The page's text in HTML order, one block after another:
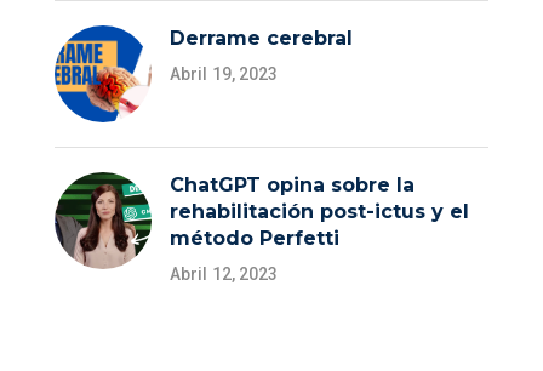
Derrame cerebral
Abril 19, 2023
ChatGPT opina sobre la
rehabilitación post-ictus y el
método Perfetti
Abril 12, 2023